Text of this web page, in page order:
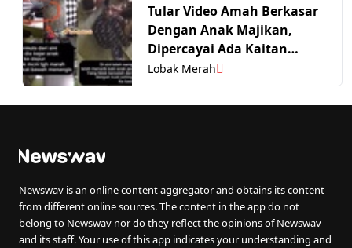
Tular Video Amah Berkasar
Dengan Anak Majikan,
Dipercayai Ada Kaitan
Dengan Kes Di Johor?
Lobak Merah
Newswav is an online content aggregator and obtains its content
from different online sources. The content in the app do not
belong to Newswav nor do they reflect the opinions of Newswav
and its staff. Your use of this app indicates your understanding and